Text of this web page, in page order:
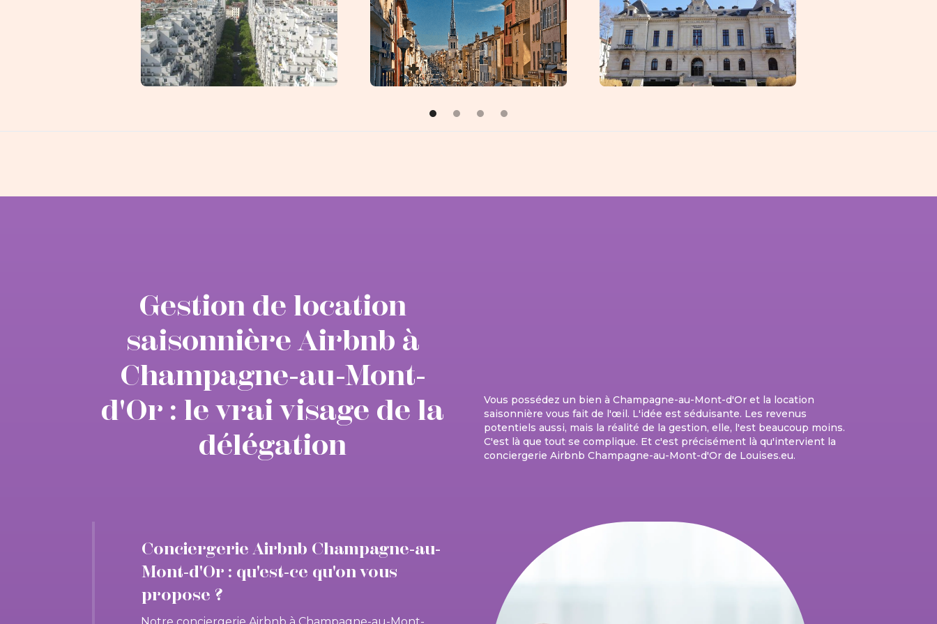
Villefranche-sur-Saône
Gestion de location
saisonnière Airbnb à
Champagne-au-Mont-
d'Or : le vrai visage de la
délégation
Vous possédez un bien à Champagne-au-Mont-d'Or et la location
saisonnière vous fait de l'œil. L'idée est séduisante. Les revenus
potentiels aussi, mais la réalité de la gestion, elle, l'est beaucoup moins.
C'est là que tout se complique. Et c'est précisément là qu'intervient la
conciergerie Airbnb Champagne-au-Mont-d'Or de Louises.eu.
Conciergerie Airbnb Champagne-au-
Mont-d'Or : qu'est-ce qu'on vous
propose ?